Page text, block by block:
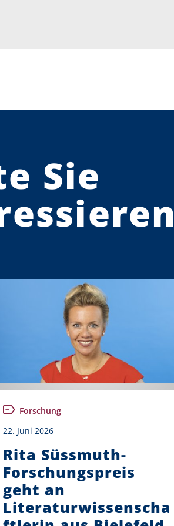
Sie
Forschung
22. Juni 2026
Rita Süssmuth-
Forschungspreis
geht an
Literaturwissenscha